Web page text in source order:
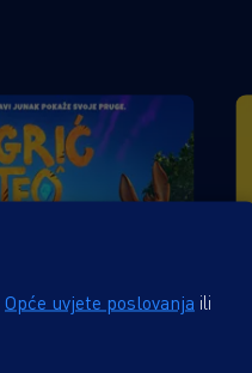
Opće uvjete poslovanja ili